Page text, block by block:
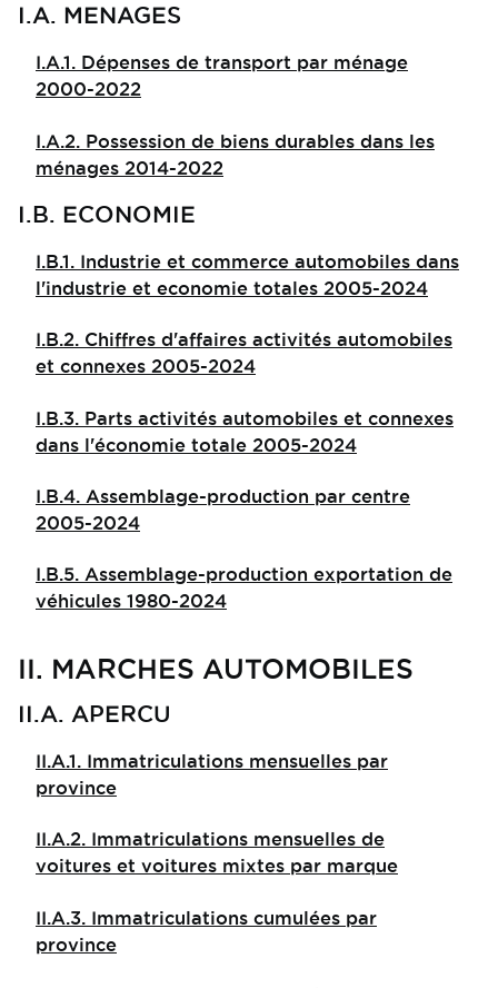
I.A. MENAGES
I.A.1. Dépenses de transport par ménage
2000-2022
I.A.2. Possession de biens durables dans les
ménages 2014-2022
I.B. ECONOMIE
I.B.1. Industrie et commerce automobiles dans
l'industrie et economie totales 2005-2024
I.B.2. Chiffres d'affaires activités automobiles
et connexes 2005-2024
I.B.3. Parts activités automobiles et connexes
dans l'économie totale 2005-2024
I.B.4. Assemblage-production par centre
2005-2024
I.B.5. Assemblage-production exportation de
véhicules 1980-2024
II. MARCHES AUTOMOBILES
II.A. APERCU
II.A.1. Immatriculations mensuelles par
province
II.A.2. Immatriculations mensuelles de
voitures et voitures mixtes par marque
II.A.3. Immatriculations cumulées par
province